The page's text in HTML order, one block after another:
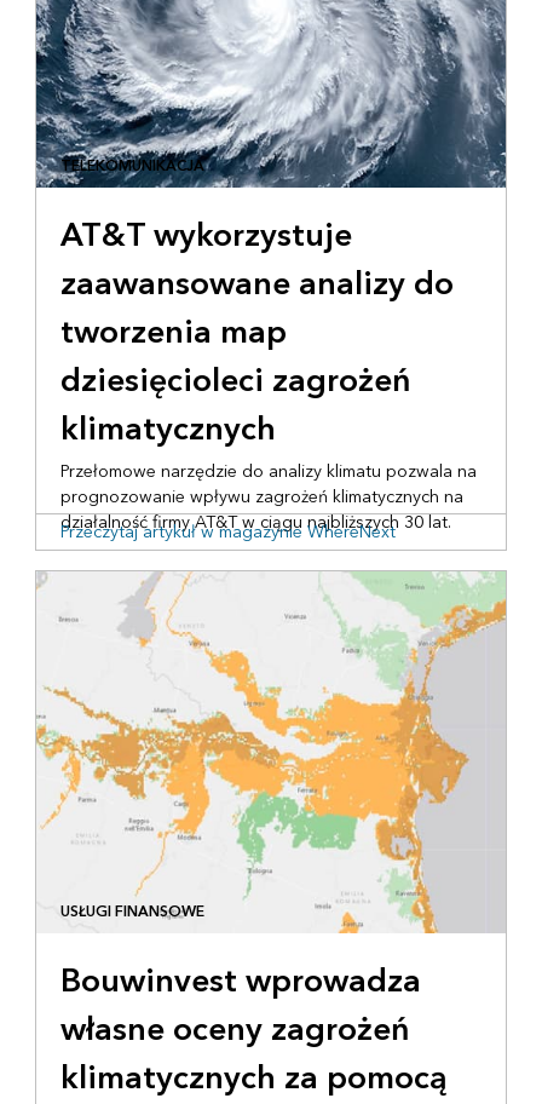
TELEKOMUNIKACJA
AT&T wykorzystuje
zaawansowane analizy do
tworzenia map
dziesięcioleci zagrożeń
klimatycznych
Przełomowe narzędzie do analizy klimatu pozwala na
prognozowanie wpływu zagrożeń klimatycznych na
działalność firmy AT&T w ciągu najbliższych 30 lat.
Przeczytaj artykuł w magazynie WhereNext
USŁUGI FINANSOWE
Bouwinvest wprowadza
własne oceny zagrożeń
klimatycznych za pomocą